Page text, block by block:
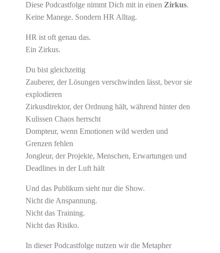
Diese Podcastfolge nimmt Dich mit in einen Zirkus.
Keine Manege. Sondern HR Alltag.
HR ist oft genau das.
Ein Zirkus.
Du bist gleichzeitig
Zauberer, der Lösungen verschwinden lässt, bevor sie
explodieren
Zirkusdirektor, der Ordnung hält, während hinter den
Kulissen Chaos herrscht
Dompteur, wenn Emotionen wild werden und
Grenzen fehlen
Jongleur, der Projekte, Menschen, Erwartungen und
Deadlines in der Luft hält
Und das Publikum sieht nur die Show.
Nicht die Anspannung.
Nicht das Training.
Nicht das Risiko.
In dieser Podcastfolge nutzen wir die Metapher